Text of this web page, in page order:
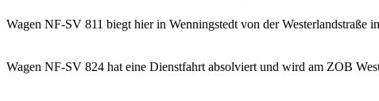
Wagen NF-SV 811 biegt hier in Wenningstedt von der
Wagen NF-SV 824 hat eine Dienstfahrt absolviert und wird am ZOB